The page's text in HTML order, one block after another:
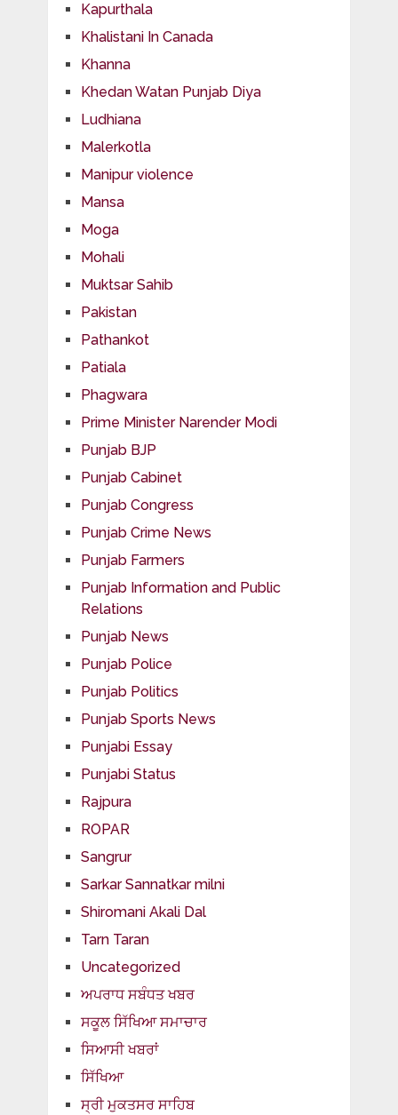
Kapurthala
Khalistani In Canada
Khanna
Khedan Watan Punjab Diya
Ludhiana
Malerkotla
Manipur violence
Mansa
Moga
Mohali
Muktsar Sahib
Pakistan
Pathankot
Patiala
Phagwara
Prime Minister Narender Modi
Punjab BJP
Punjab Cabinet
Punjab Congress
Punjab Crime News
Punjab Farmers
Punjab Information and Public
Relations
Punjab News
Punjab Police
Punjab Politics
Punjab Sports News
Punjabi Essay
Punjabi Status
Rajpura
ROPAR
Sangrur
Sarkar Sannatkar milni
Shiromani Akali Dal
Tarn Taran
Uncategorized
ਅਪਰਾਧ ਸਬੰਧਤ ਖਬਰ
ਸਕੂਲ ਸਿੱਖਿਆ ਸਮਾਚਾਰ
ਸਿਆਸੀ ਖਬਰਾਂ
ਸਿੱਖਿਆ
ਸ੍ਰੀ ਮੁਕਤਸਰ ਸਾਹਿਬ